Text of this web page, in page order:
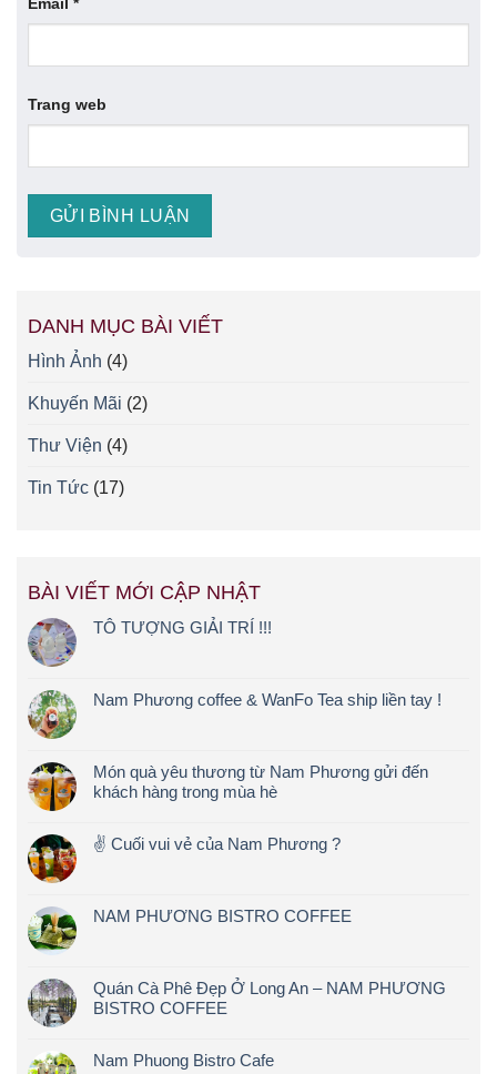
Email *
Trang web
DANH MỤC BÀI VIẾT
Hình Ảnh (4)
Khuyến Mãi (2)
Thư Viện (4)
Tin Tức (17)
BÀI VIẾT MỚI CẬP NHẬT
TÔ TƯỢNG GIẢI TRÍ !!!
Nam Phương coffee & WanFo Tea ship liền tay !
Món quà yêu thương từ Nam Phương gửi đến
khách hàng trong mùa hè
✌️ Cuối vui vẻ của Nam Phương ?
NAM PHƯƠNG BISTRO COFFEE
Quán Cà Phê Đẹp Ở Long An – NAM PHƯƠNG
BISTRO COFFEE
Nam Phuong Bistro Cafe